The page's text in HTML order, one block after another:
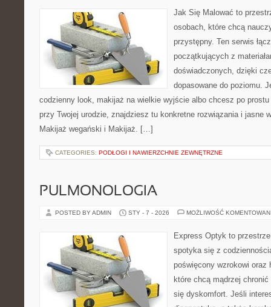
Jak Się Malować to
osobach, które chcą
przystępny. Ten serwis
początkujących z
doświadczonych, dzięki
dopasowane do poziomu.
codzienny look, makijaż na wielkie wyjście albo chcesz po prostu
przy Twojej urodzie, znajdziesz tu konkretne rozwiązania i jasne
Makijaż wegański i Makijaż. […]
CATEGORIES: PODŁOGI I NAWIERZCHNIE ZEWNĘTRZNE
PULMONOLOGIA
POSTED BY ADMIN STY - 7 - 2026 MOŻLIWOŚĆ
Express Optyk to
spotyka się z
poświęcony wzrokowi oraz
które chcą mądrzej
się dyskomfort. Jeśli